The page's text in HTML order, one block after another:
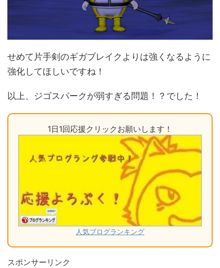
せめて片手剣のギガブレイクよりは強くなるように
強化してほしいですね！
以上、ジゴスパークが弱すぎる問題！？でした！
1日1回応援クリックお願いします！
人気ブログランキング
スポンサーリンク